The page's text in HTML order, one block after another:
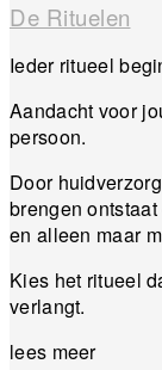
De Rituelen
Ieder ritueel
Aandacht voor
persoon.
Door
brengen
en alleen maar
Kies het ritueel
verlangt.
lees meer